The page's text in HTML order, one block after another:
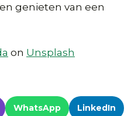
genieten van een
on Unsplash
WhatsApp LinkedIn